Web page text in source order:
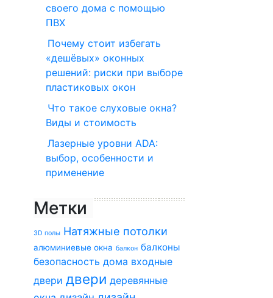
своего дома с помощью
ПВХ
Почему стоит избегать
«дешёвых» оконных
решений: риски при выборе
пластиковых окон
Что такое слуховые окна?
Виды и стоимость
Лазерные уровни ADA:
выбор, особенности и
применение
Метки
3D полы Натяжные потолки
алюминиевые окна балкон балконы
безопасность дома входные
двери двери деревянные